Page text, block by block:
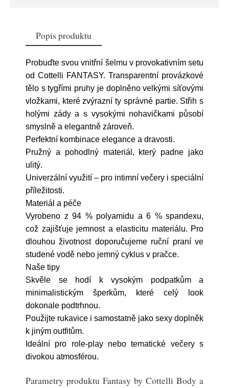
Popis produktu
Probuďte svou vnitřní šelmu v provokativním setu
od Cottelli FANTASY. Transparentní provázkové
tělo s tygřími pruhy je doplněno velkými síťovými
vložkami, které zvýrazní ty správné partie. Střih s
holými zády a s vysokými nohavičkami působí
smyslně a elegantně zároveň.
Perfektní kombinace elegance a dravosti.
Pružný a pohodlný materiál, který padne jako
ulitý.
Univerzální využití – pro intimní večery i speciální
příležitosti.
Materiál a péče
Vyrobeno z 94 % polyamidu a 6 % spandexu,
což zajišťuje jemnost a elasticitu materiálu. Pro
dlouhou životnost doporučujeme ruční praní ve
studené vodě nebo jemný cyklus v pračce.
Naše tipy
Skvěle se hodí k vysokým podpatkům a
minimalistickým šperkům, které celý look
dokonale podtrhnou.
Použijte rukavice i samostatně jako sexy doplněk
k jiným outfitům.
Ideální pro role-play nebo tematické večery s
divokou atmosférou.
Parametry produktu Fantasy by Cottelli Body a